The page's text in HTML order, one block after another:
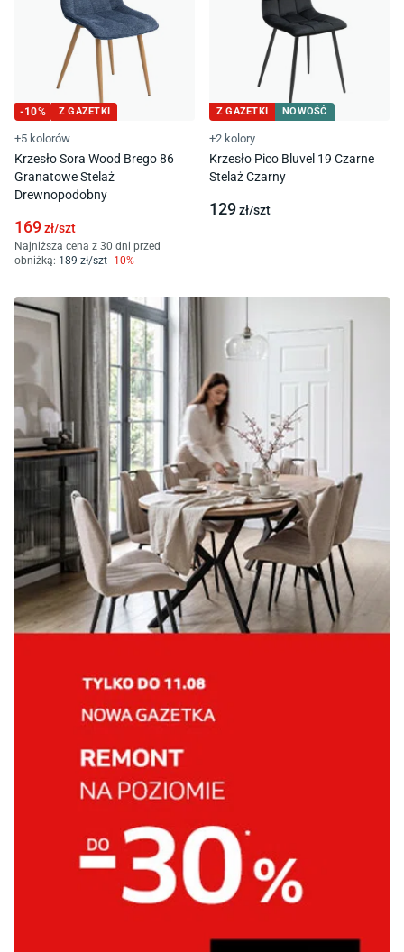
-10% Z GAZETKI
+5 kolorów
Krzesło Sora Wood Brego 86
Granatowe Stelaż
Drewnopodobny
169zł/szt
Najniższa cena z 30 dni przed
obniżką: 189 zł/szt -10%
Z GAZETKI NOWOŚĆ
+2 kolory
Krzesło Pico Bluvel 19 Czarne
Stelaż Czarny
129zł/szt